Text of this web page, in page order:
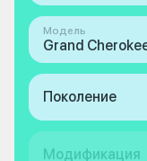
Модель
Grand
Поколение
Модификация